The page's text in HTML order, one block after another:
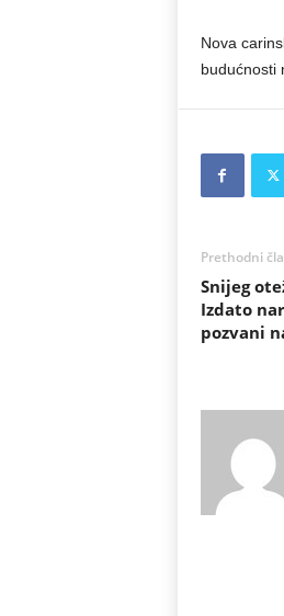
Nova
budućnosti
Prethodni
Snijeg
Izdato
pozvani